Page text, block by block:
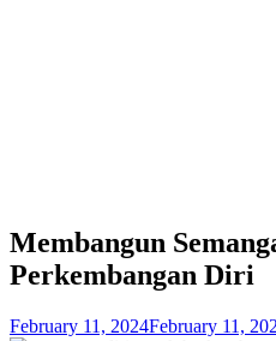
Membangun
Perkembangan Diri
February 11, 2024February 11,